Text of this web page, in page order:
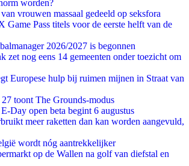
worden?
vrouwen massaal gedeeld op seksfora
Pass titels voor de eerste helft van de
2026/2027 is begonnen
zet nog eens 14 gemeenten onder toezicht om
Europese hulp bij ruimen mijnen in Straat van
toont The Grounds-modus
Day open beta begint 6 augustus
meer raketten dan kan worden aangevuld,
wordt nóg aantrekkelijker
op de Wallen na golf van diefstal en